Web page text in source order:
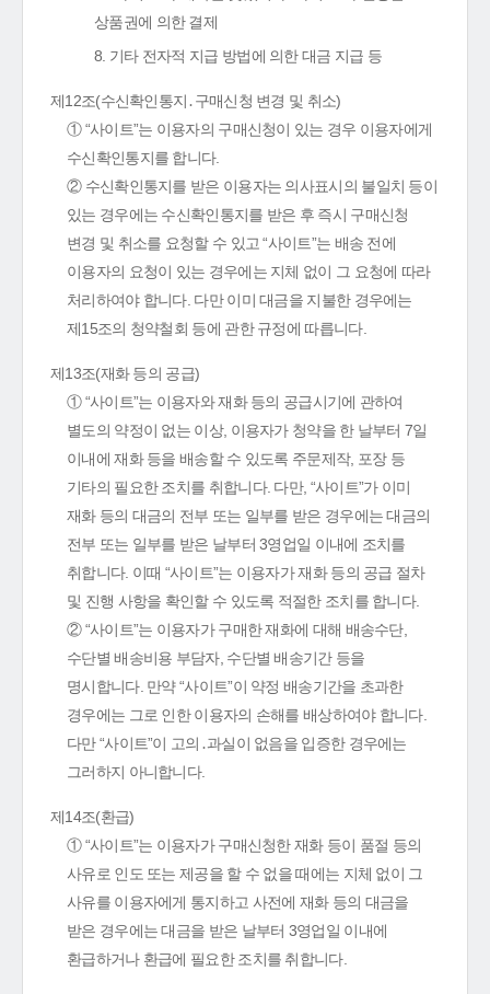
상품권에 의한 결제
8. 기타 전자적 지급 방법에 의한 대금 지급 등
제12조(수신확인통지․구매신청 변경 및 취소)
① “사이트”는 이용자의 구매신청이 있는 경우 이용자에게
수신확인통지를 합니다.
② 수신확인통지를 받은 이용자는 의사표시의 불일치 등이
있는 경우에는 수신확인통지를 받은 후 즉시 구매신청
변경 및 취소를 요청할 수 있고 “사이트”는 배송 전에
이용자의 요청이 있는 경우에는 지체 없이 그 요청에 따라
처리하여야 합니다. 다만 이미 대금을 지불한 경우에는
제15조의 청약철회 등에 관한 규정에 따릅니다.
제13조(재화 등의 공급)
① “사이트”는 이용자와 재화 등의 공급시기에 관하여
별도의 약정이 없는 이상, 이용자가 청약을 한 날부터 7일
이내에 재화 등을 배송할 수 있도록 주문제작, 포장 등
기타의 필요한 조치를 취합니다. 다만, “사이트”가 이미
재화 등의 대금의 전부 또는 일부를 받은 경우에는 대금의
전부 또는 일부를 받은 날부터 3영업일 이내에 조치를
취합니다. 이때 “사이트”는 이용자가 재화 등의 공급 절차
및 진행 사항을 확인할 수 있도록 적절한 조치를 합니다.
② “사이트”는 이용자가 구매한 재화에 대해 배송수단,
수단별 배송비용 부담자, 수단별 배송기간 등을
명시합니다. 만약 “사이트”이 약정 배송기간을 초과한
경우에는 그로 인한 이용자의 손해를 배상하여야 합니다.
다만 “사이트”이 고의․과실이 없음을 입증한 경우에는
그러하지 아니합니다.
제14조(환급)
① “사이트”는 이용자가 구매신청한 재화 등이 품절 등의
사유로 인도 또는 제공을 할 수 없을 때에는 지체 없이 그
사유를 이용자에게 통지하고 사전에 재화 등의 대금을
받은 경우에는 대금을 받은 날부터 3영업일 이내에
환급하거나 환급에 필요한 조치를 취합니다.